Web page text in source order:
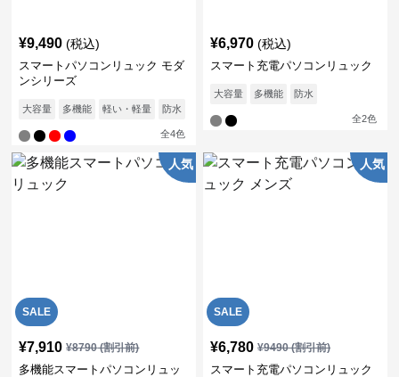
¥9,490 (税込)
スマートパソコンリュック モダ
ンシリーズ
大容量 多機能 軽い・軽量 防水
全4色
¥6,970 (税込)
スマート充電パソコンリュック
大容量 多機能 防水
全2色
SALE
人気
¥7,910 ¥8790(割引前)
多機能スマートパソコンリュッ
SALE
人気
¥6,780 ¥9490(割引前)
スマート充電パソコンリュック